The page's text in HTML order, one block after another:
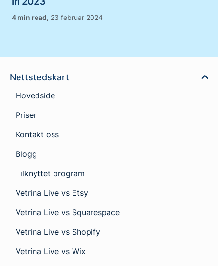
, 23 februar 2024
Nettstedskart
Hovedside
Priser
Kontakt oss
Blogg
Tilknyttet program
Vetrina Live vs Etsy
Vetrina Live vs Squarespace
Vetrina Live vs Shopify
Vetrina Live vs Wix